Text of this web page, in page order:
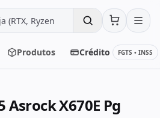
Processador
Produtos Crédito FGTS • INSS
Asrock X670E Pg